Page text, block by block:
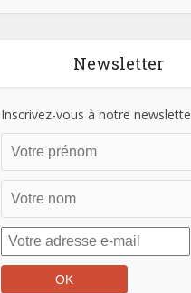
Newsletter
Inscrivez-vous à notre